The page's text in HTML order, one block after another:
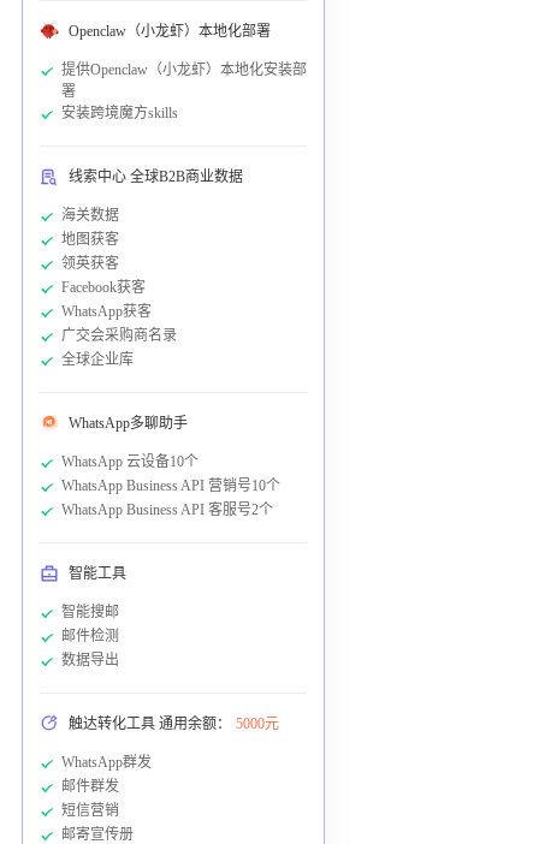
Openclaw（小龙虾）本地化部署
提供Openclaw（小龙虾）本地化安装部
署
安装跨境魔方skills
线索中心 全球B2B商业数据
海关数据
地图获客
领英获客
Facebook获客
WhatsApp获客
广交会采购商名录
全球企业库
WhatsApp多聊助手
WhatsApp 云设备10个
WhatsApp Business API 营销号10个
WhatsApp Business API 客服号2个
智能工具
智能搜邮
邮件检测
数据导出
触达转化工具 通用余额： 5000元
WhatsApp群发
邮件群发
短信营销
邮寄宣传册